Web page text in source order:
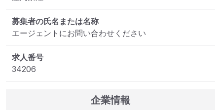
募集者の氏名または名称
エージェントにお問い合わせください
求人番号
34206
企業情報